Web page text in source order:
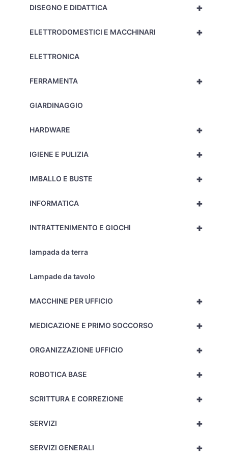
+
DISEGNO E DIDATTICA
+
ELETTRODOMESTICI E MACCHINARI
ELETTRONICA
+
FERRAMENTA
GIARDINAGGIO
+
HARDWARE
+
IGIENE E PULIZIA
+
IMBALLO E BUSTE
+
INFORMATICA
+
INTRATTENIMENTO E GIOCHI
lampada da terra
Lampade da tavolo
+
MACCHINE PER UFFICIO
+
MEDICAZIONE E PRIMO SOCCORSO
+
ORGANIZZAZIONE UFFICIO
+
ROBOTICA BASE
+
SCRITTURA E CORREZIONE
+
SERVIZI
+
SERVIZI GENERALI